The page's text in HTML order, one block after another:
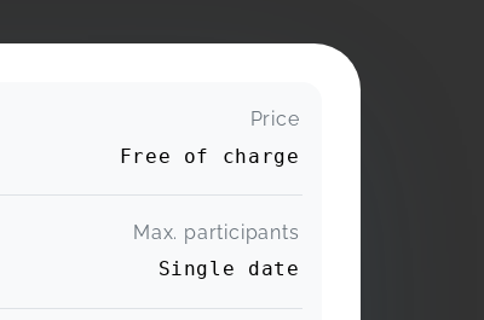
Price
Free of charge
Max. participants
Single date